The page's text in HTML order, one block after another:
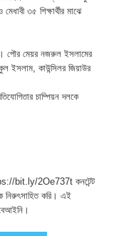
৩৫ শিক্ষার্থীর মাঝে
পৌর মেয়র নজরুল ইসলামের
ইসলাম, কাউন্সিলর জিয়াউর
চাম্পিয়ন দলকে
bit.ly/2Oe737t কনটেন্ট
নিরুৎসাহিত করি। এই